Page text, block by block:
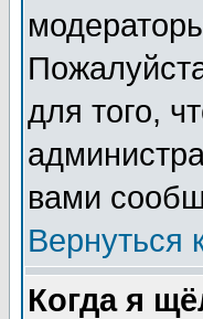
для того,
вами
Вернуться
Когда я